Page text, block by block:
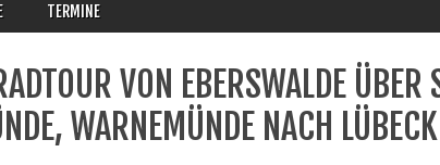
TERMINE
VON EBERSWALDE ÜBER
WARNEMÜNDE NACH LÜBECK